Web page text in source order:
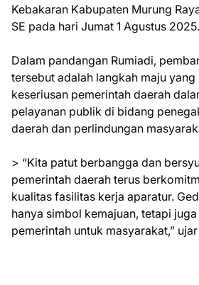
Kebakaran Kabupaten Murung
SE pada hari Jumat 1 Agustus 2025.
Dalam pandangan Rumiadi,
tersebut adalah langkah maju
keseriusan pemerintah daerah
pelayanan publik di bidang
daerah dan perlindungan
> “Kita patut berbangga dan
pemerintah daerah terus
kualitas fasilitas kerja aparatur.
hanya simbol kemajuan, tetapi
pemerintah untuk masyarakat,”